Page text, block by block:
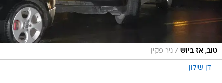
טוב, אז ביוש / ניר פקין
דן שילון